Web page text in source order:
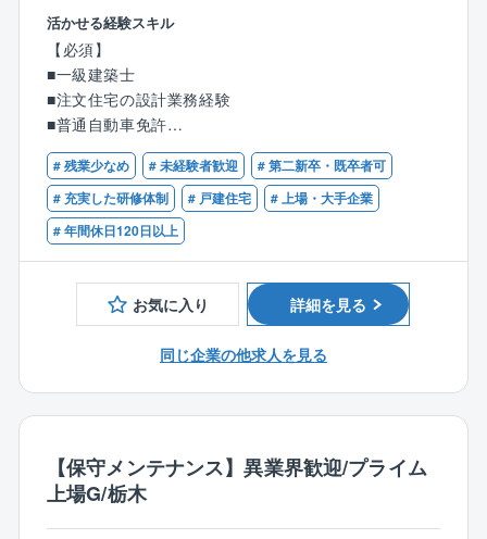
〈資格取得支援制度充実！頑張りをサポートいただけ
る環境です〉
「管理業務主任者」資格を取得すると、手当が月3万円
増額されます。
専門の外部講師と提携しており、試験半年前から問題
演習、講座、模擬試験などを受けられます
【同社の強み】
〇東証スタンダード上場ナイスグループ、50年以上の
伝統と68,000戸以上の管理実績から培ってきた信頼と
独自の優れたノウハウがあります。
〇小/中規模クラス～大規模クラスまでの幅広い管理実
のメンテナンス担当者が漏水等の設備トラブルの一次
模修繕の施工元請も行なっています。
■業務の概要：
木造軸組工法/2×6工法の注文住宅の設計業務（注文住
宅のプランの企画/製図、敷地調査、各種申請など）を
お任せします。
「百邸百様」の住まいづくり。お客様とじっくり向き
合い、お客様の生活スタイルやイメージを的確に捉
え、アイデアを練り、カタチにします。
一条工務店の設計職が担当する案件は、年に25～35件
ほど。
5～6回の打合せを重ね、2ヶ月程かけてプランを企画し
ていくので、お客様がとても身近に感じられます。
ランの企画/製図、敷地調査、建築確認等各種申請等業
注文住宅の為、定型的なパターンはございません。
お客様と何度も打合せを繰り返す中から、お客様が考
えている漠然としたイメージをカタチにして頂く仕事
活かせる経験スキル
【必須】
■一級建築士
■注文住宅の設計業務経験
■普通自動車免許
# 残業少なめ # 未経験者歓迎
# 第二新卒・既卒者可
# 充実した研修体制
# 戸建住宅
# 上場・大手企業
# 年間休日120日以上
お気に入り 詳細を見る
同じ企業の他求人を見る
【保守メンテナンス】異業界歓迎/プライム
上場G/栃木